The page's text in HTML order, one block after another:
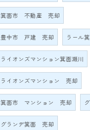
箕面市 不動産 売却
豊中市 戸建 売却 ラール
ライオンズマンション箕面瀬川
ライオンズマンション 売却
箕面市 マンション 売却
グランデ箕面 売却